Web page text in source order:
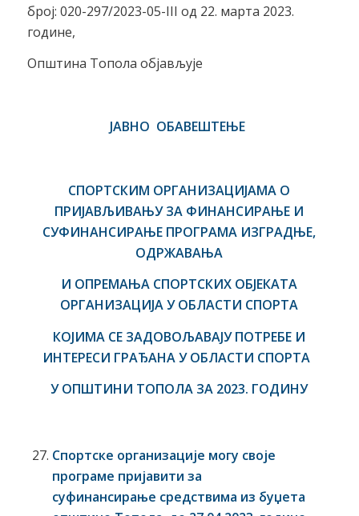
број: 020-297/2023-05-III од 22. марта 2023.
године,
Општина Топола објављује
ЈАВНО ОБАВЕШТЕЊЕ
СПОРТСКИМ ОРГАНИЗАЦИЈАМА О
ПРИЈАВЉИВАЊУ ЗА ФИНАНСИРАЊЕ И
СУФИНАНСИРАЊЕ ПРОГРАМА ИЗГРАДЊЕ,
ОДРЖАВАЊА
И ОПРЕМАЊА СПОРТСКИХ ОБЈЕКАТА
ОРГАНИЗАЦИЈА У ОБЛАСТИ СПОРТА
КОЈИМА СЕ ЗАДОВОЉАВАЈУ ПОТРЕБЕ И
ИНТЕРЕСИ ГРАЂАНА У ОБЛАСТИ СПОРТА
У ОПШТИНИ ТОПОЛА ЗА 2023. ГОДИНУ
Спортске организације могу своје
програме пријавити за
суфинансирање средствима из буџета